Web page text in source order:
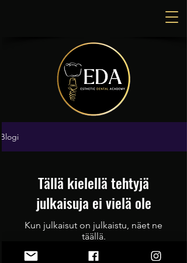
Blogi
Tällä kielellä tehtyjä
julkaisuja ei vielä ole
Kun julkaisut on julkaistu, näet ne
täällä.